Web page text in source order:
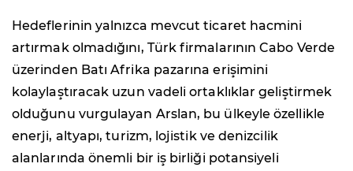
Hedeflerinin yalnızca mevcut ticaret hacmini
artırmak olmadığını, Türk firmalarının Cabo Verde
üzerinden Batı Afrika pazarına erişimini
kolaylaştıracak uzun vadeli ortaklıklar geliştirmek
olduğunu vurgulayan Arslan, bu ülkeyle özellikle
enerji, altyapı, turizm, lojistik ve denizcilik
alanlarında önemli bir iş birliği potansiyeli